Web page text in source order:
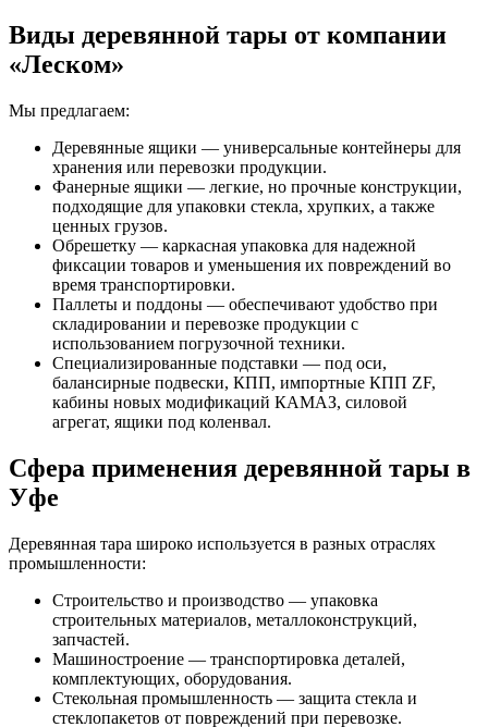
Виды деревянной тары от компании
«Леском»
Мы предлагаем:
Деревянные ящики — универсальные контейнеры для
хранения или перевозки продукции.
Фанерные ящики — легкие, но прочные конструкции,
подходящие для упаковки стекла, хрупких, а также
ценных грузов.
Обрешетку — каркасная упаковка для надежной
фиксации товаров и уменьшения их повреждений во
время транспортировки.
Паллеты и поддоны — обеспечивают удобство при
складировании и перевозке продукции с
использованием погрузочной техники.
Специализированные подставки — под оси,
балансирные подвески, КПП, импортные КПП ZF,
кабины новых модификаций КАМАЗ, силовой
агрегат, ящики под коленвал.
Сфера применения деревянной тары в
Уфе
Деревянная тара широко используется в разных отраслях
промышленности:
Строительство и производство — упаковка
строительных материалов, металлоконструкций,
запчастей.
Машиностроение — транспортировка деталей,
комплектующих, оборудования.
Стекольная промышленность — защита стекла и
стеклопакетов от повреждений при перевозке.